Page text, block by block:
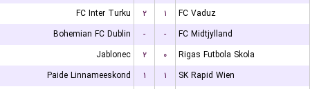
FC Inter Turku
۲ ۱
FC Vaduz
Bohemian FC Dublin
- -
FC Midtjylland
Jablonec
۲ ۰
Rigas Futbola Skola
Paide Linnameeskond
۱ ۱
SK Rapid Wien